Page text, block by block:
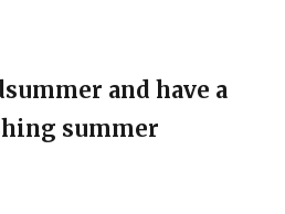
and have a
summer